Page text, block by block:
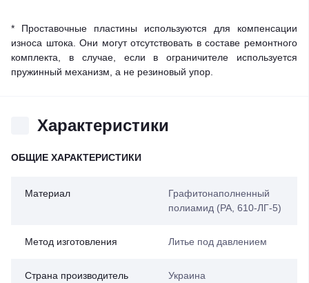
* Проставочные пластины используются для компенсации
износа штока. Они могут отсутствовать в составе ремонтного
комплекта, в случае, если в ограничителе используется
пружинный механизм, а не резиновый упор.
Характеристики
ОБЩИЕ ХАРАКТЕРИСТИКИ
Материал
Графитонаполненный
полиамид (PA, 610-ЛГ-5)
Метод изготовления Литье под давлением
Страна производитель Украина